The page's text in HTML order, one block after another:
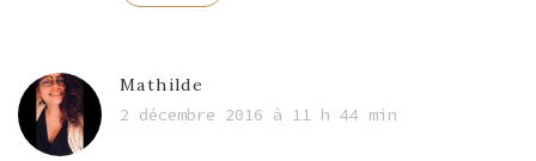
Mathilde
2 décembre 2016 à 11 h 44 min